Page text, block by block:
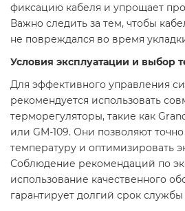
фиксацию кабеля и упрощает
Важно следить за тем, чтобы
не повреждался во время
Условия эксплуатации и выбор
Для эффективного управления
рекомендуется использовать
терморегуляторы, такие как
или GM-109. Они позволяют
температуру и оптимизировать
Соблюдение рекомендаций по
использование качественного
гарантирует долгий срок